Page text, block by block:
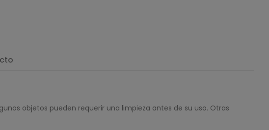
objetos pueden requerir una limpieza antes de su uso. Otras